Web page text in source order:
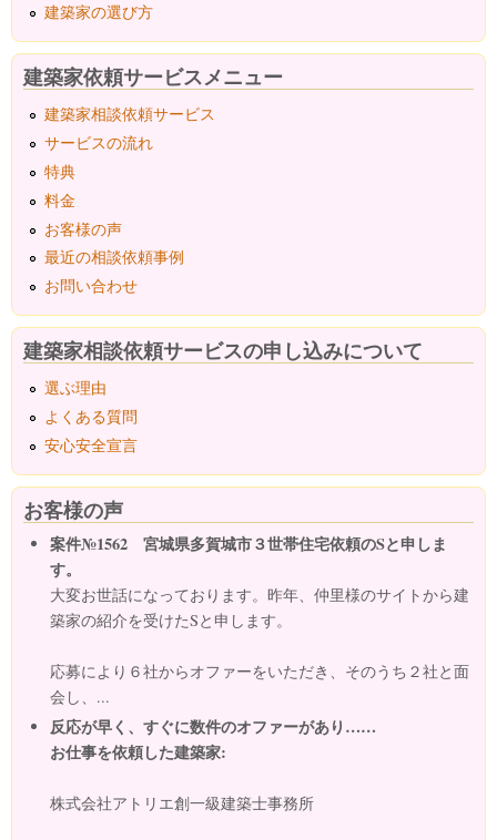
建築家の選び方
建築家依頼サービスメニュー
建築家相談依頼サービス
サービスの流れ
特典
料金
お客様の声
最近の相談依頼事例
お問い合わせ
建築家相談依頼サービスの申し込みについて
選ぶ理由
よくある質問
安心安全宣言
お客様の声
案件№1562 宮城県多賀城市３世帯住宅依頼のSと申しま
す。
大変お世話になっております。昨年、仲里様のサイトから建
築家の紹介を受けたSと申します。
応募により６社からオファーをいただき、そのうち２社と面
会し、...
反応が早く、すぐに数件のオファーがあり……
お仕事を依頼した建築家:
株式会社アトリエ創一級建築士事務所